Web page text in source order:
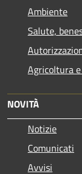
Ambiente
Salute,
Agricoltura
NOVITÀ
Notizie
Comunicati
Avvisi